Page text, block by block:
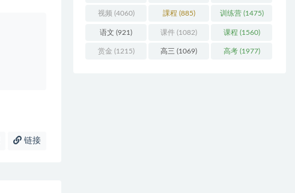
链接
视频 (4060) 課程 (885) 训练营(1475)
语文 (921) 课件 (1082) 课程 (1560)
赏金 (1215) 高三 (1069) 高考(1977)